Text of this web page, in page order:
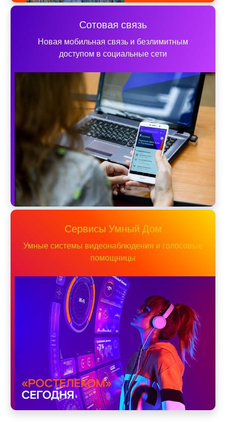
Сотовая связь
Новая мобильная связь и безлимитным
доступом в социальные сети
Сервисы Умный Дом
Умные системы видеонаблюдения и голосовые
помощницы